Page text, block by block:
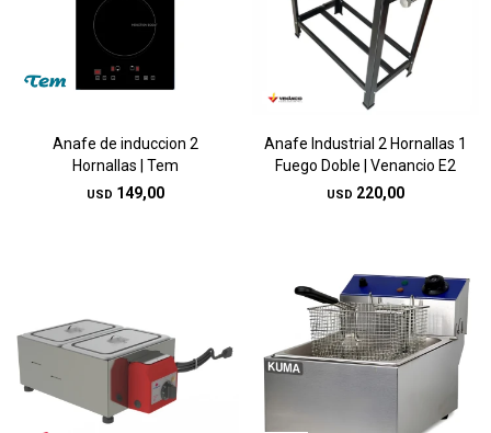
Anafe de induccion 2
Hornallas | Tem
USD 149,00
Anafe Industrial 2 Hornallas 1
Fuego Doble | Venancio E2
USD 220,00